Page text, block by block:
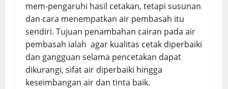
mem-pengaruhi hasil cetakan, tetapi susunan
dan cara menempatkan air pembasah itu
sendiri. Tujuan penambahan cairan pada air
pembasah ialah agar kualitas cetak diperbaiki
dan gangguan selama pencetakan dapat
dikurangi, sifat air diperbaiki hingga
keseimbangan air dan tinta baik.